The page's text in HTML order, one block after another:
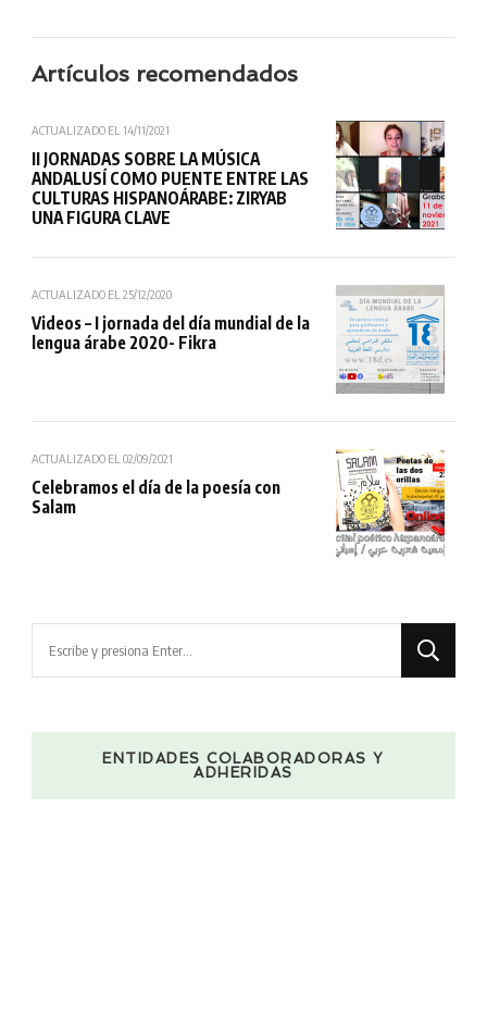
Artículos recomendados
ACTUALIZADO EL 14/11/2021
II JORNADAS SOBRE LA MÚSICA
ANDALUSÍ COMO PUENTE ENTRE LAS
CULTURAS HISPANOÁRABE: ZIRYAB
UNA FIGURA CLAVE
ACTUALIZADO EL 25/12/2020
Videos – I jornada del día mundial de la
lengua árabe 2020- Fikra
ACTUALIZADO EL 02/09/2021
Celebramos el día de la poesía con
Salam
ENTIDADES COLABORADORAS Y
ADHERIDAS